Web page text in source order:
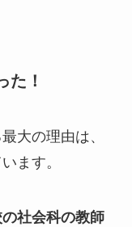
た！
大の理由は、
ます。
社会科の教師